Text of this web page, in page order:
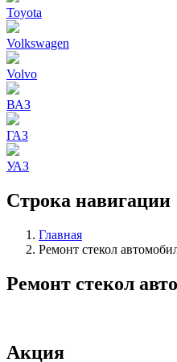
Toyota
Volkswagen
Volvo
ВАЗ
ГАЗ
УАЗ
Строка навигации
Главная
Ремонт стекол
Ремонт стекол
Акция